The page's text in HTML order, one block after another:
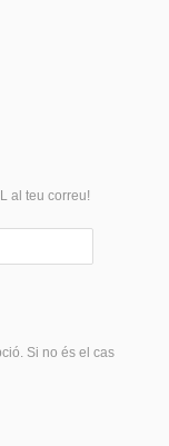
al teu correu!
Si no és el cas